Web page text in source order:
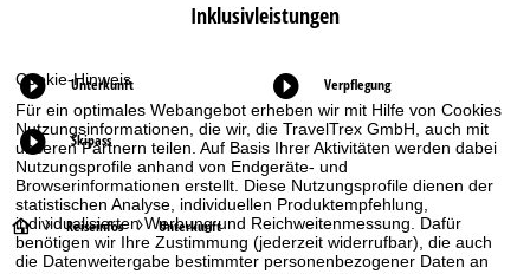
Cookie-Hinweis
Für ein optimales Webangebot erheben wir mit Hilfe von Cookies
Nutzungsinformationen, die wir, die TravelTrex GmbH, auch mit
unseren Partnern teilen. Auf Basis Ihrer Aktivitäten werden dabei
Nutzungsprofile anhand von Endgeräte- und
Browserinformationen erstellt. Diese Nutzungsprofile dienen der
statistischen Analyse, individuellen Produktempfehlung,
individualisierten Werbung und Reichweitenmessung. Dafür
benötigen wir Ihre Zustimmung (jederzeit widerrufbar), die auch
die Datenweitergabe bestimmter personenbezogener Daten an
Inklusivleistungen
Unterkunft Verpflegung
Skipass
S Reiseinfos Unterkunft